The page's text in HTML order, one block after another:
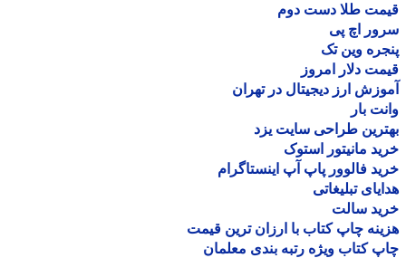
طلا دست دوم
اچ پی
وین تک
دلار امروز
ارز دیجیتال در تهران
بار
طراحی سایت یزد
مانیتور استوک
فالوور پاپ آپ اینستاگرام
تبلیغاتی
سالت
چاپ کتاب با ارزان ترین قیمت
کتاب ویژه رتبه بندی معلمان